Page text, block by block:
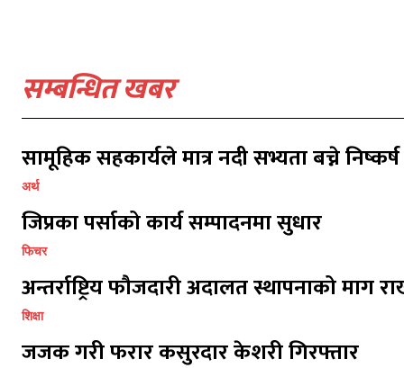
सम्बन्धित खबर
सामूहिक सहकार्यले मात्र नदी सभ्यता बच्ने निष्कर्ष
अर्थ
जिप्रका पर्साको कार्य सम्पादनमा सुधार
फिचर
अन्तर्राष्ट्रिय फौजदारी अदालत स्थापनाको माग
शिक्षा
जजक गरी फरार कसुरदार केशरी गिरफ्तार